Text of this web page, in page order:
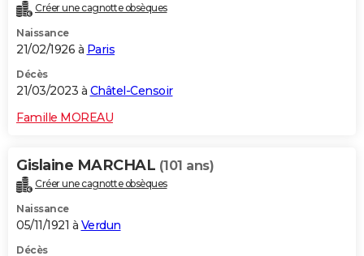
Créer une cagnotte obsèques
Naissance
21/02/1926 à Paris
Décès
21/03/2023 à Châtel-Censoir
Famille MOREAU
Gislaine MARCHAL (101 ans)
Créer une cagnotte obsèques
Naissance
05/11/1921 à Verdun
Décès